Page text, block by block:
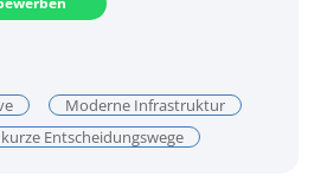
Moderne Infrastruktur
Entscheidungswege